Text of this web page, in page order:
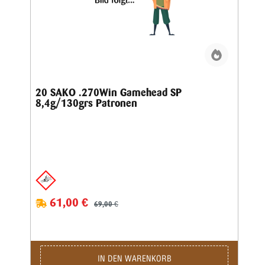
20 SAKO .270Win Gamehead SP
8,4g/130grs Patronen
61,00 € 69,00 €
IN DEN WARENKORB